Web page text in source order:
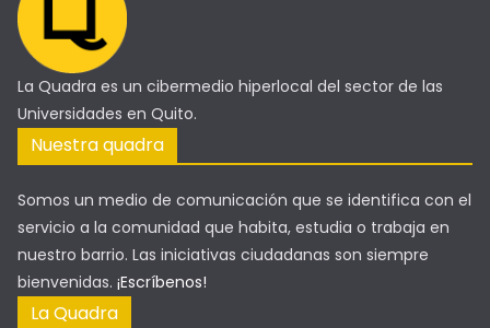
La Quadra es un cibermedio hiperlocal del sector de las
Universidades en Quito.
Nuestra quadra
Somos un medio de comunicación que se identifica con el
servicio a la comunidad que habita, estudia o trabaja en
nuestro barrio. Las iniciativas ciudadanas son siempre
bienvenidas. ¡Escríbenos!
La Quadra